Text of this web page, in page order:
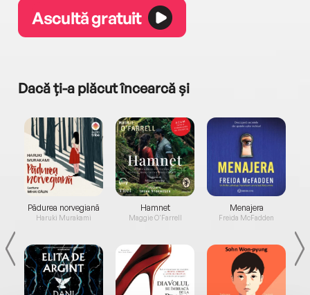
Ascultă gratuit
Dacă ți-a plăcut încearcă și
Pădurea norvegiană
Haruki Murakami
Hamnet
Maggie O'Farrell
Menajera
Freida McFadden